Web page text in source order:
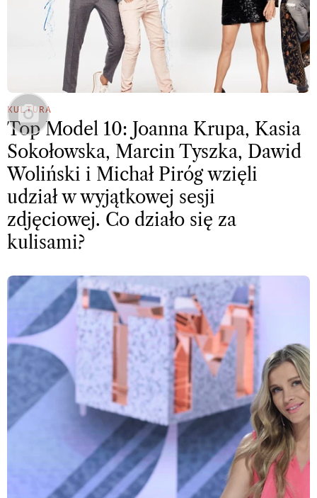
KULTURA
Top Model 10: Joanna Krupa, Kasia
Sokołowska, Marcin Tyszka, Dawid
Woliński i Michał Piróg wzięli
udział w wyjątkowej sesji
zdjęciowej. Co działo się za
kulisami?